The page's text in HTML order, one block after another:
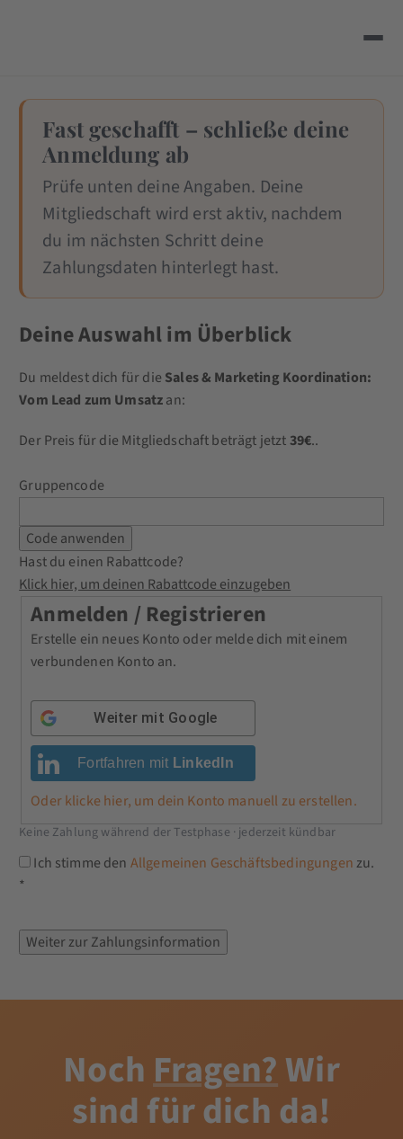
Fast geschafft – schließe deine
Anmeldung ab
Prüfe unten deine Angaben. Deine
Mitgliedschaft wird erst aktiv, nachdem
du im nächsten Schritt deine
Zahlungsdaten hinterlegt hast.
Deine Auswahl im Überblick
Du meldest dich für die Sales & Marketing Koordination:
Vom Lead zum Umsatzan:
Der Preis für die Mitgliedschaft beträgt jetzt39€..
Gruppencode
Hast du einen Rabattcode?
Klick hier, um deinen Rabattcode einzugeben
Anmelden / Registrieren
Erstelle ein neues Konto oder melde dich mit einem
verbundenen Konto an.
Weiter mit Google
Fortfahren mit LinkedIn
Oder klicke hier, um dein Konto manuell zu erstellen.
Keine Zahlung während der Testphase · jederzeit kündbar
Ich stimme den Allgemeinen Geschäftsbedingungenzu.
*
NochFragen?Wir
sind für dich da!